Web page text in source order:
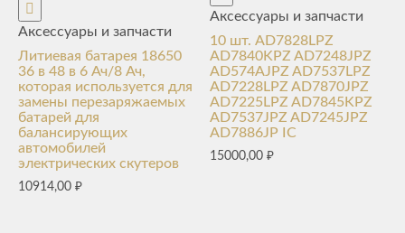
Аксессуары и запчасти
Литиевая батарея 18650
36 в 48 в 6 Ач/8 Ач,
которая используется для
замены перезаряжаемых
батарей для
балансирующих
автомобилей
электрических скутеров
10914,00 ₽
Аксессуары и запчасти
10 шт. AD7828LPZ
AD7840KPZ AD7248JPZ
AD574AJPZ AD7537LPZ
AD7228LPZ AD7870JPZ
AD7225LPZ AD7845KPZ
AD7537JPZ AD7245JPZ
AD7886JP IC
15000,00₽